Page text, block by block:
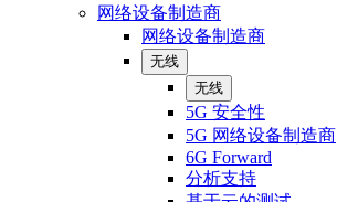
网络设备制造商
网络设备制造商
无线
无线
5G 安全性
5G 网络设备制造商
6G Forward
分析支持